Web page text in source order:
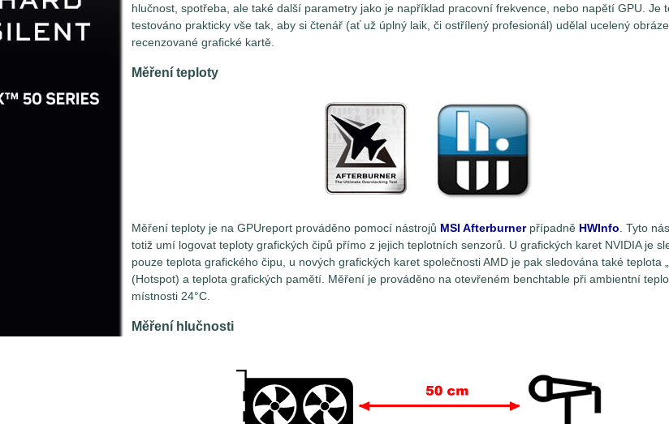
hlučnost, spotřeba, ale také další parametry jako je například pracovní frekvence, nebo napětí GPU. Je
testováno prakticky vše tak, aby si čtenář (ať už úplný laik, či ostřílený profesionál) udělal ucelený
recenzované grafické kartě.
Měření teploty
Měření teploty je na GPUreport prováděno pomocí nástrojů MSI Afterburnerpřípadně HWInfo . Tyto
totiž umí logovat teploty grafických čipů přímo z jejich teplotních senzorů. U grafických karet NVIDIA je
pouze teplota grafického čipu, u nových grafických karet společnosti AMD je pak sledována také teplota
(Hotspot) a teplota grafických pamětí. Měření je prováděno na otevřeném benchtable při ambientní
místnosti 24°C.
Měření hlučnosti